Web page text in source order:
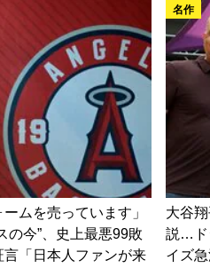
ムを売っています」
の今”、史上最悪99敗
「日本人ファンが来
名作
大谷
説…ド
イズ